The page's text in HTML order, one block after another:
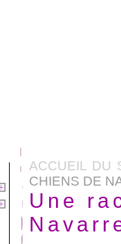
ACCUEIL DU
CHIENS DE
Une